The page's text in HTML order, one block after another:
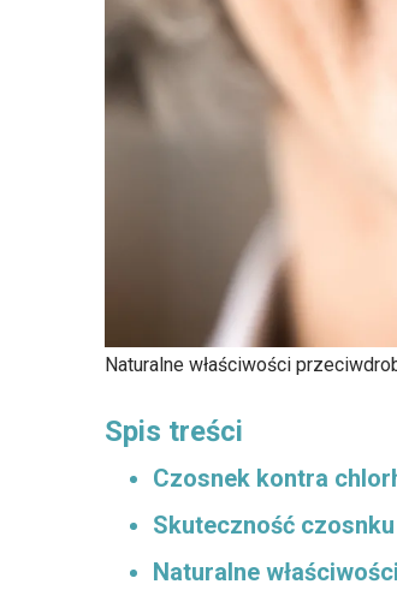
Naturalne właściwości
Spis treści
Czosnek kontra
Skuteczność
Naturalne